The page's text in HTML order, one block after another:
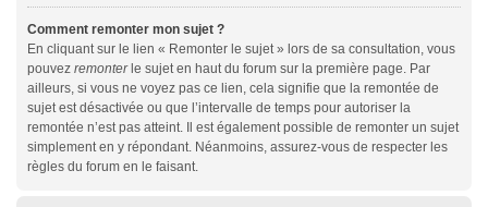
Comment remonter mon sujet ?
En cliquant sur le lien « Remonter le sujet » lors de sa consultation, vous
pouvez remonterle sujet en haut du forum sur la première page. Par
ailleurs, si vous ne voyez pas ce lien, cela signifie que la remontée de
sujet est désactivée ou que l’intervalle de temps pour autoriser la
remontée n’est pas atteint. Il est également possible de remonter un sujet
simplement en y répondant. Néanmoins, assurez-vous de respecter les
règles du forum en le faisant.